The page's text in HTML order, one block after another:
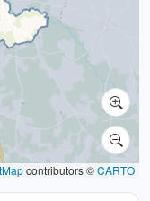
contributors ©CARTO